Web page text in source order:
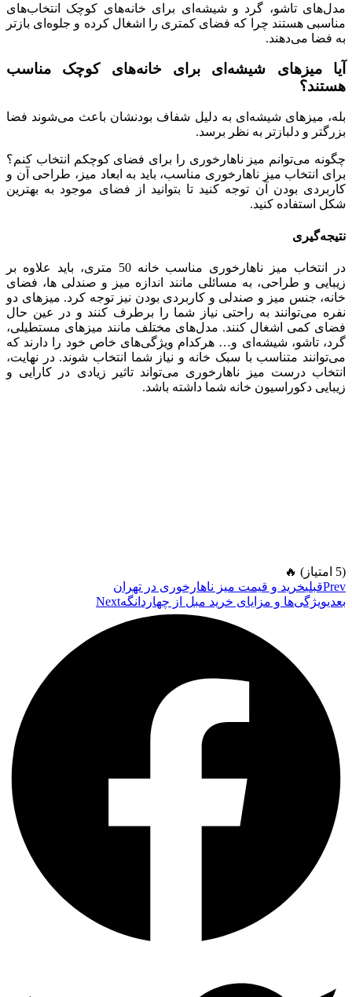
مدل‌های تاشو، گرد و شیشه‌ای برای خانه‌های کوچک انتخاب‌های
مناسبی هستند چرا که فضای کمتری را اشغال کرده و جلوه‌ای بازتر
به فضا می‌دهند.
آیا میزهای شیشه‌ای برای خانه‌های کوچک مناسب
هستند؟
بله، میزهای شیشه‌ای به دلیل شفاف بودنشان باعث می‌شوند فضا
بزرگتر و دلبازتر به نظر برسد.
چگونه می‌توانم میز ناهارخوری را برای فضای کوچکم انتخاب کنم؟
برای انتخاب میز ناهارخوری مناسب، باید به ابعاد میز، طراحی آن و
کاربردی بودن آن توجه کنید تا بتوانید از فضای موجود به بهترین
شکل استفاده کنید.
نتیجه‌گیری
در انتخاب میز ناهارخوری مناسب خانه 50 متری، باید علاوه بر
زیبایی و طراحی، به مسائلی مانند اندازه میز و صندلی ها، فضای
خانه، جنس میز و صندلی و کاربردی بودن نیز توجه کرد. میزهای دو
نفره می‌توانند به راحتی نیاز شما را برطرف کنند و در عین حال
فضای کمی اشغال کنند. مدل‌های مختلف مانند میزهای مستطیلی،
گرد، تاشو، شیشه‌ای و… هرکدام ویژگی‌های خاص خود را دارند که
می‌توانند متناسب با سبک خانه و نیاز شما انتخاب شوند. در نهایت،
انتخاب درست میز ناهارخوری می‌تواند تاثیر زیادی در کارایی و
زیبایی دکوراسیون خانه شما داشته باشد.
(5 امتیاز) 🔥
Prevقبلیخرید و قیمت میز ناهارخوری در تهران
بعدیویژگی‌ها و مزایای خرید مبل از چهاردانگهNext